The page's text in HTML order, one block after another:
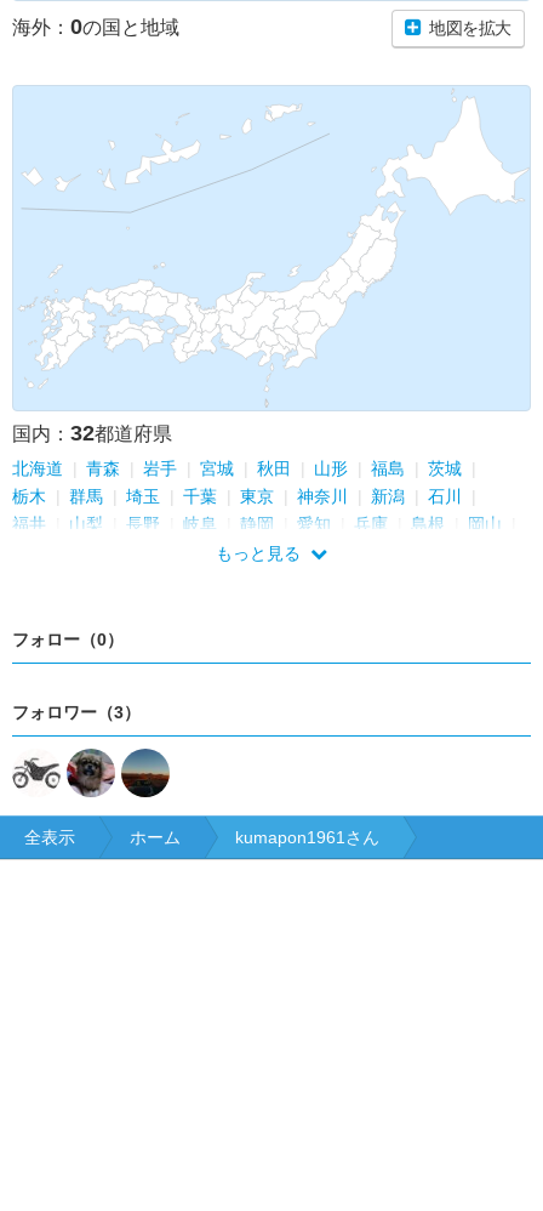
海外： 0の国と地域 地図を拡大
国内： 32都道府県
北海道 青森 岩手 宮城 秋田 山形 福島
茨城
栃木
群馬 埼玉 千葉 東京 神奈川 新潟
石川
福井
山梨 長野 岐阜 静岡 愛知 兵庫 島根
岡山
長崎 熊本
もっと見る
フォロー（0）
フォロワー（3）
全表示 ホーム kumapon1961さん